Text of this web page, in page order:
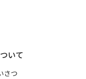
いて
さつ